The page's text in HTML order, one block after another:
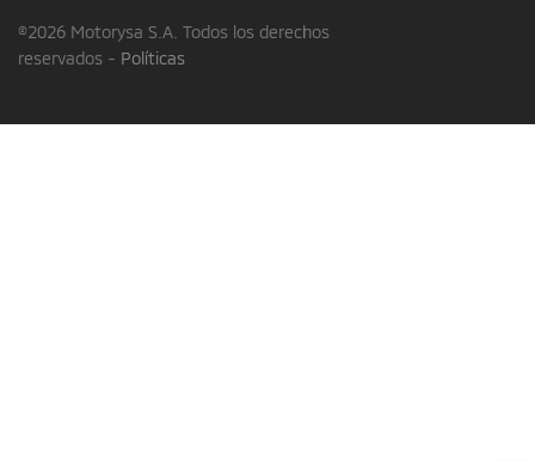
©2026 Motorysa S.A. Todos los derechos
reservados - Políticas